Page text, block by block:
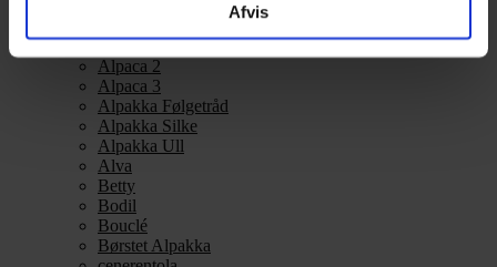
Afvis
Alpaca 1
Alpaca 2
Alpaca 3
Alpakka Følgetråd
Alpakka Silke
Alpakka Ull
Alva
Betty
Bodil
Bouclé
Børstet Alpakka